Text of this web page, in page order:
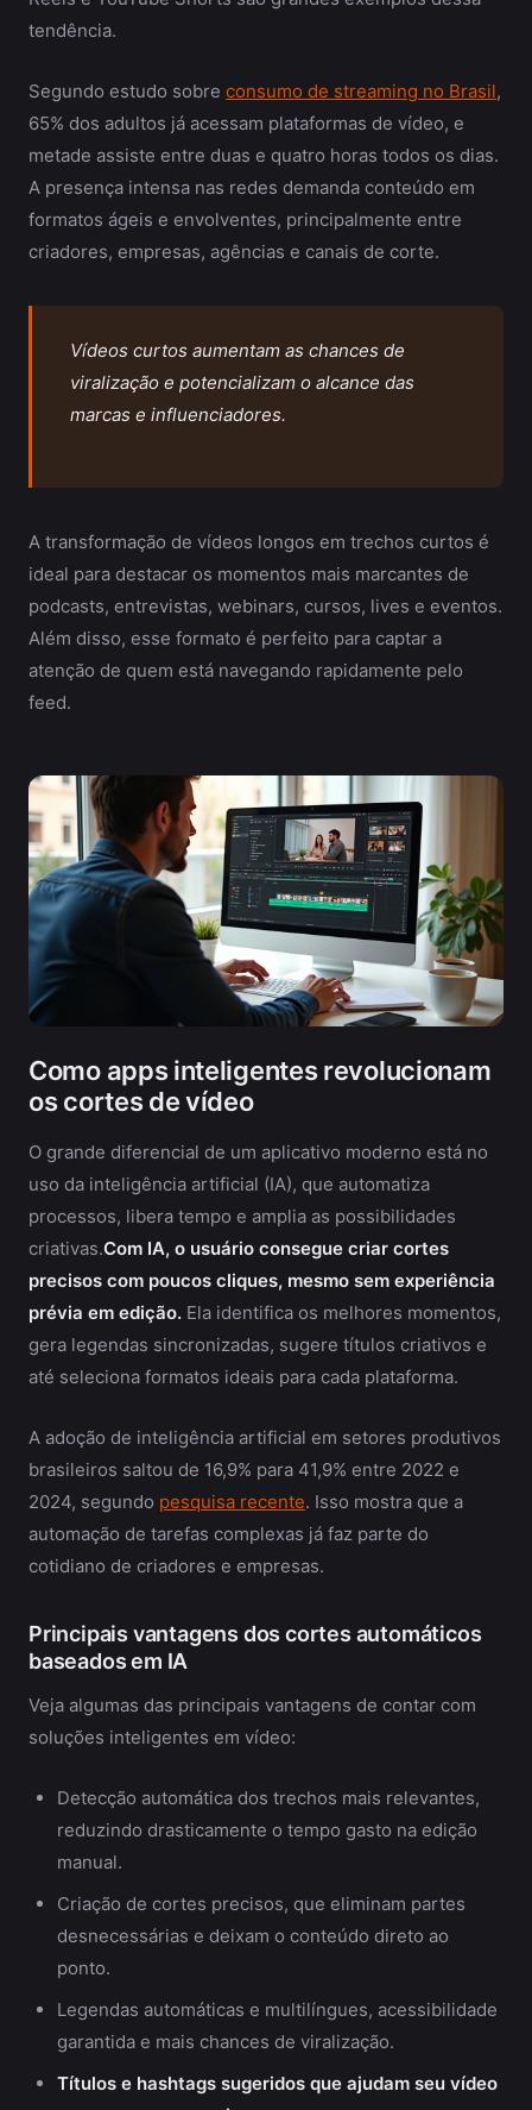
tendência.
Segundo estudo sobre consumo de streaming no Brasil,
65% dos adultos já acessam plataformas de vídeo, e
metade assiste entre duas e quatro horas todos os dias.
A presença intensa nas redes demanda conteúdo em
formatos ágeis e envolventes, principalmente entre
criadores, empresas, agências e canais de corte.
Vídeos curtos aumentam as chances de
viralização e potencializam o alcance das
marcas e influenciadores.
A transformação de vídeos longos em trechos curtos é
ideal para destacar os momentos mais marcantes de
podcasts, entrevistas, webinars, cursos, lives e eventos.
Além disso, esse formato é perfeito para captar a
atenção de quem está navegando rapidamente pelo
feed.
Como apps inteligentes revolucionam
os cortes de vídeo
O grande diferencial de um aplicativo moderno está no
uso da inteligência artificial (IA), que automatiza
processos, libera tempo e amplia as possibilidades
criativas.Com IA, o usuário consegue criar cortes
precisos com poucos cliques, mesmo sem experiência
prévia em edição. Ela identifica os melhores momentos,
gera legendas sincronizadas, sugere títulos criativos e
até seleciona formatos ideais para cada plataforma.
A adoção de inteligência artificial em setores produtivos
brasileiros saltou de 16,9% para 41,9% entre 2022 e
2024, segundo pesquisa recente. Isso mostra que a
automação de tarefas complexas já faz parte do
cotidiano de criadores e empresas.
Principais vantagens dos cortes automáticos
baseados em IA
Veja algumas das principais vantagens de contar com
soluções inteligentes em vídeo:
Detecção automática dos trechos mais relevantes,
reduzindo drasticamente o tempo gasto na edição
manual.
Criação de cortes precisos, que eliminam partes
desnecessárias e deixam o conteúdo direto ao
ponto.
Legendas automáticas e multilíngues, acessibilidade
garantida e mais chances de viralização.
Títulos e hashtags sugeridos que ajudam seu vídeo